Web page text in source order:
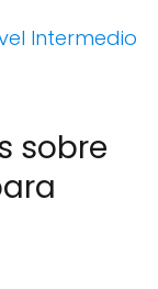
Intermedio
sobre